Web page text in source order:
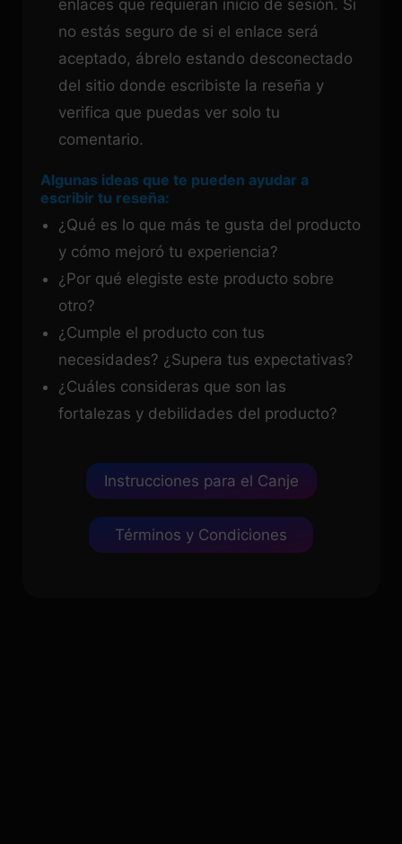
enlaces que requieran inicio de sesión. Si
no estás seguro de si el enlace será
aceptado, ábrelo estando desconectado
del sitio donde escribiste la reseña y
verifica que puedas ver solo tu
comentario.
Algunas ideas que te pueden ayudar a
escribir tu reseña:
¿Qué es lo que más te gusta del producto
y cómo mejoró tu experiencia?
¿Por qué elegiste este producto sobre
otro?
¿Cumple el producto con tus
necesidades? ¿Supera tus expectativas?
¿Cuáles consideras que son las
fortalezas y debilidades del producto?
Instrucciones para el Canje
Términos y Condiciones